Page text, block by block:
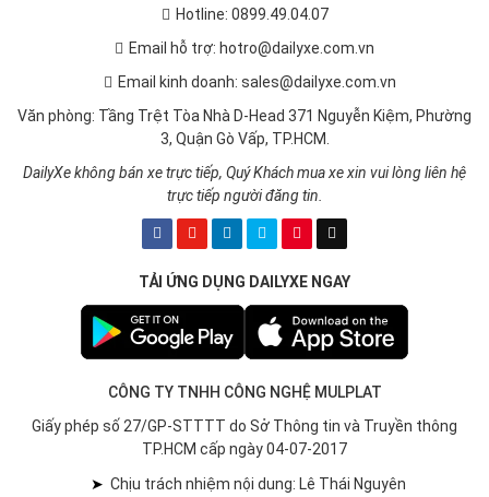
Hotline: 0899.49.04.07
Email hỗ trợ: hotro@dailyxe.com.vn
Email kinh doanh: sales@dailyxe.com.vn
Văn phòng: Tầng Trệt Tòa Nhà D-Head 371 Nguyễn Kiệm, Phường
3, Quận Gò Vấp, TP.HCM.
DailyXe không bán xe trực tiếp, Quý Khách mua xe xin vui lòng liên hệ
trực tiếp người đăng tin.
TẢI ỨNG DỤNG DAILYXE NGAY
CÔNG TY TNHH CÔNG NGHỆ MULPLAT
Giấy phép số 27/GP-STTTT do Sở Thông tin và Truyền thông
TP.HCM cấp ngày 04-07-2017
➤ Chịu trách nhiệm nội dung: Lê Thái Nguyên